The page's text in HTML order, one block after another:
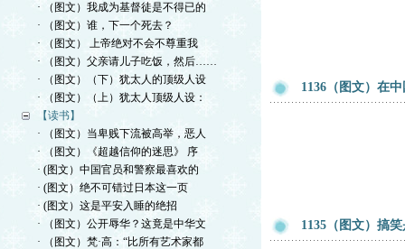
· （图文）我成为基督徒是不得已的
· （图文）谁，下一个死去？
· （图文） 上帝绝对不会不尊重我
· （图文）父亲请儿子吃饭，然后……
· （图文）（下）犹太人的顶级人设
· （图文）（上）犹太人顶级人设：
【读书】
· （图文）当卑贱下流被高举，恶人
· （图文）《超越信仰的迷思》 序
· (图文）中国官员和警察最喜欢的
· (图文）绝不可错过日本这一页
· (图文）这是平安入睡的绝招
· （图文）公开辱华？这竟是中华文
· （图文）梵·高：“比所有艺术家都
1136（图文）在
1135（图文）搞